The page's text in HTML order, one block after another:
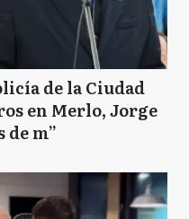
de la Ciudad
en Merlo, Jorge
de m”